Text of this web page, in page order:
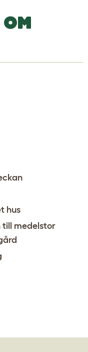
hus
till medelstor